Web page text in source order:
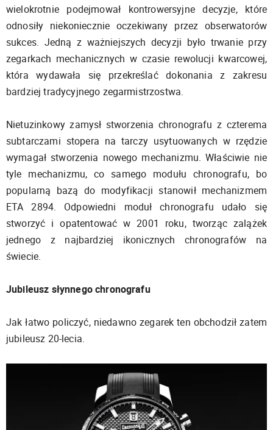
wielokrotnie podejmował kontrowersyjne decyzje, które
odnosiły niekoniecznie oczekiwany przez obserwatorów
sukces. Jedną z ważniejszych decyzji było trwanie przy
zegarkach mechanicznych w czasie rewolucji kwarcowej,
która wydawała się przekreślać dokonania z zakresu
bardziej tradycyjnego zegarmistrzostwa.
Nietuzinkowy zamysł stworzenia chronografu z czterema
subtarczami stopera na tarczy usytuowanych w rzędzie
wymagał stworzenia nowego mechanizmu. Właściwie nie
tyle mechanizmu, co samego modułu chronografu, bo
popularną bazą do modyfikacji stanowił mechanizmem
ETA 2894. Odpowiedni moduł chronografu udało się
stworzyć i opatentować w 2001 roku, tworząc zalążek
jednego z najbardziej ikonicznych chronografów na
świecie.
Jubileusz słynnego chronografu
Jak łatwo policzyć, niedawno zegarek ten obchodził zatem
jubileusz 20-lecia.